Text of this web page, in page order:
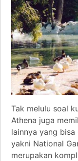
Tak melulu soal
Athena juga
lainnya yang
yakni National
merupakan